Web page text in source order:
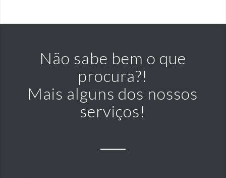
Não sabe bem o que
procura?!
Mais alguns dos nossos
serviços!